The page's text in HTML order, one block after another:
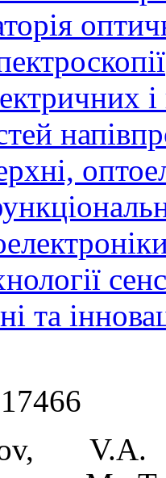
та